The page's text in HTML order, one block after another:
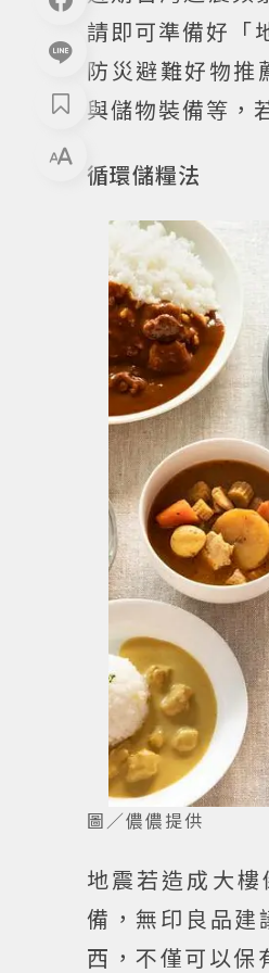
請即可準備好「
防災避難好物推
與儲物裝備等，
循環儲糧法
圖／儂儂提供
地震若造成大
備，無印良品
西，不僅可以保